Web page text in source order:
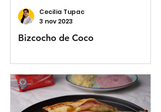
Bizcocho de Coco
Cecilia Tupac
3 nov 2023